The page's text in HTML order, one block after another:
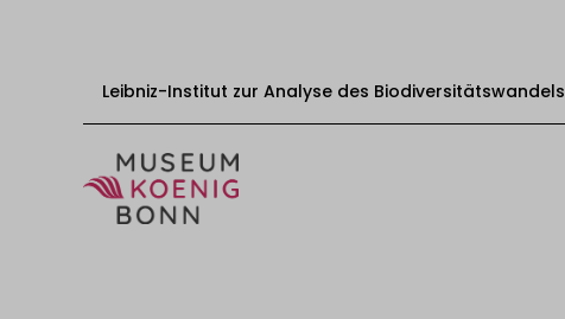
Zum Inhalt springen
Leibniz-Institut zur Analyse des Biodiversitätswandels